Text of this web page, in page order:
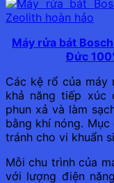
Máy rửa bát
Đức
Các kệ rổ của máy
khả năng tiếp xúc
phun xả và làm
bằng khí nóng.
tránh cho vi khuẩn
Mỗi chu trình của
với lượng điện